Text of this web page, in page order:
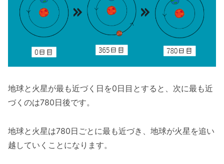
地球と火星が最も近づく日を0日目とすると、次に最も近
づくのは780日後です。
地球と火星は780日ごとに最も近づき、地球が火星を追い
越していくことになります。